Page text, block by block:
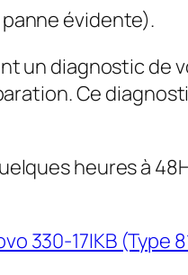
évidente).
un diagnostic de
Ce
heures à
330-17IKB (Type